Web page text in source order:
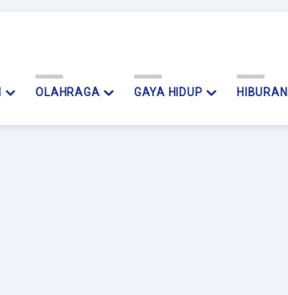
OLAHRAGA GAYA HIDUP HIBURAN